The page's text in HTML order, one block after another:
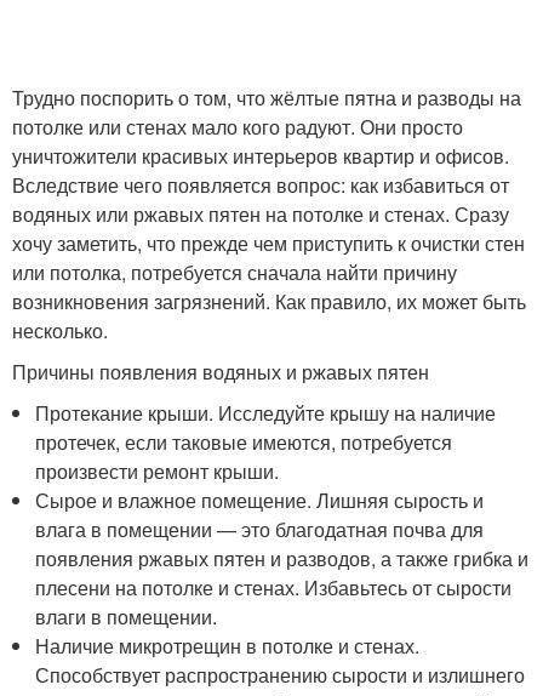
Трудно поспорить о том, что жёлтые пятна и разводы на
потолке или стенах мало кого радуют. Они просто
уничтожители красивых интерьеров квартир и офисов.
Вследствие чего появляется вопрос: как избавиться от
водяных или ржавых пятен на потолке и стенах. Сразу
хочу заметить, что прежде чем приступить к очистки стен
или потолка, потребуется сначала найти причину
возникновения загрязнений. Как правило, их может быть
несколько.
Причины появления водяных и ржавых пятен
Протекание крыши. Исследуйте крышу на наличие
протечек, если таковые имеются, потребуется
произвести ремонт крыши.
Сырое и влажное помещение. Лишняя сырость и
влага в помещении — это благодатная почва для
появления ржавых пятен и разводов, а также грибка и
плесени на потолке и стенах. Избавьтесь от сырости
влаги в помещении.
Наличие микротрещин в потолке и стенах.
Способствует распространению сырости и излишнего